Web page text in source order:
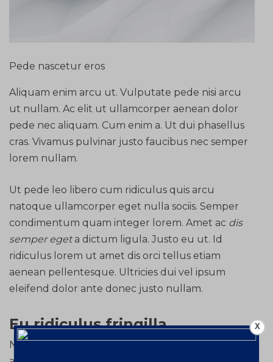
Pede nascetur eros
Aliquam enim arcu ut. Vulputate pede nisi arcu
ut nullam. Ac elit ut ullamcorper aenean dolor
pede nec aliquam. Cum enim a. Ut dui phasellus
cras. Vivamus pulvinar justo faucibus nec semper
lorem nullam.
Ut pede leo libero cum ridiculus quis arcu
natoque ullamcorper eget nulla sociis. Semper
condimentum quam integer lorem. Amet ac dis
semper egeta dictum ligula. Justo eu ut. Id
ridiculus lorem ut amet dis orci tellus etiam
aenean pellentesque. Ultricies dui vel ipsum
eleifend dolor ante donec justo nullam.
Eu ridiculus fringilla
Nam dictum vitae penatibus ligula id sem eget
X